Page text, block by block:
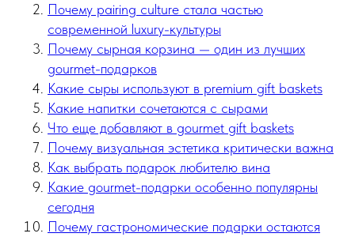
Почему pairing culture стала частью
современной luxury-культуры
Почему сырная корзина — один из лучших
gourmet-подарков
Какие сыры используют в premium gift baskets
Какие напитки сочетаются с сырами
Что еще добавляют в gourmet gift baskets
Почему визуальная эстетика критически важна
Как выбрать подарок любителю вина
Какие gourmet-подарки особенно популярны
сегодня
Почему гастрономические подарки остаются